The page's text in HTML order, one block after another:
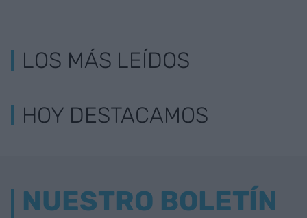
LOS MÁS LEÍDOS
HOY DESTACAMOS
NUESTRO BOLETÍN